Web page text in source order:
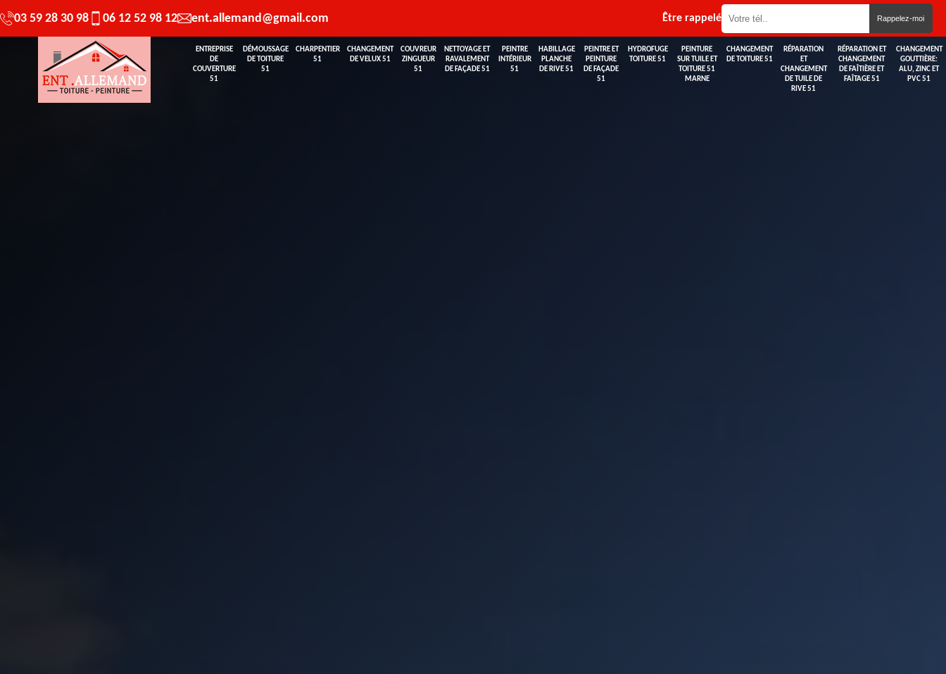
03 59 28 30 98 06 12 52 98 12 ent.allemand@gmail.com Être rappelé
ENTREPRISE
DE
COUVERTURE
51
DÉMOUSSAGE
DE TOITURE
51
CHARPENTIER
51
CHANGEMENT
DE VELUX 51
COUVREUR
ZINGUEUR
51
NETTOYAGE ET
RAVALEMENT
DE FAÇADE 51
PEINTRE
INTÉRIEUR
51
HABILLAGE
PLANCHE
DE RIVE 51
PEINTRE ET
PEINTURE
DE FAÇADE
51
HYDROFUGE
TOITURE 51
PEINTURE
SUR TUILE ET
TOITURE 51
MARNE
CHANGEMENT
DE TOITURE 51
RÉPARATION
ET
CHANGEMENT
DE TUILE DE
RIVE 51
RÉPARATION ET
CHANGEMENT
DE FAÎTIÈRE ET
FAÎTAGE 51
CHANGEMENT
GOUTTIÈRE:
ALU, ZINC ET
PVC 51